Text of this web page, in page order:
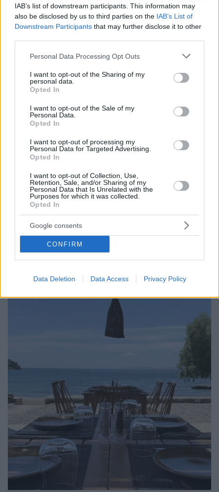
IAB’s list of downstream participants. This information may
also be disclosed by us to third parties on the IAB’s List of
Downstream Participants that may further disclose it to other
Please note that this website/app uses one or more Google
not limited to your visit or usage behaviour. You may click to
grant or deny consent to Google and its third-party tags to
use your data for below specified purposes in below Google
consent section.
Personal Data Processing Opt Outs
I want to opt-out of the Sharing of my
personal data.
Opted In
I want to opt-out of the Sale of my
Personal Data.
Opted In
I want to opt-out of processing my
Personal Data for Targeted Advertising.
Opted In
I want to opt-out of Collection, Use,
Retention, Sale, and/or Sharing of my
Personal Data that Is Unrelated with the
Purposes for which it was collected.
Opted In
Google consents
CONFIRM
Data Deletion Data Access Privacy Policy
Το ονειρικό Bianco στην Τήνο!
Στην παραλία του Μπάλλου, το Bianco μάς καλεί κι
αυτό το καλοκαίρι για ατελείωτες ώρες χαλάρωσης
και απόλαυσης, προσφέροντας απαράμιλλη τηνιακή
φιλοξενία και γεύσεις που τιμούν τα τοπικά προϊόντα.
07.06.2021, 17:30